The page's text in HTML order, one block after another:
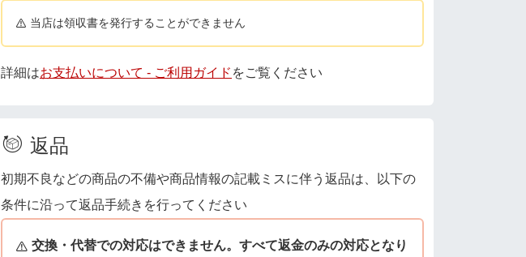
当店は領収書を発行することができません
詳細はお支払いについて - ご利用ガイド をご覧ください
返品
初期不良などの商品の不備や商品情報の記載ミスに伴う返品は、以下の
条件に沿って返品手続きを行ってください
交換・代替での対応はできません。すべて返金のみの対応となり